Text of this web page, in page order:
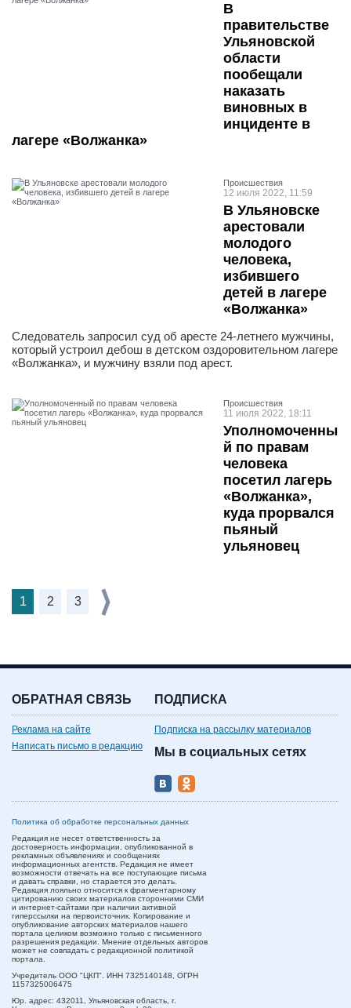
В
правительстве
Ульяновской
области
пообещали
наказать
виновных в
инциденте в
лагере «Волжанка»
Проиcшествия
12 июля 2022, 11:59
В Ульяновске
арестовали
молодого
человека,
избившего
детей в лагере
«Волжанка»
Следователь запросил суд об аресте 24-летнего мужчины,
который устроил дебош в детском оздоровительном лагере
«Волжанка», и мужчину взяли под арест.
Проиcшествия
11 июля 2022, 18:11
Уполномоченны
й по правам
человека
посетил лагерь
«Волжанка»,
куда прорвался
пьяный
ульяновец
1 2 3
ОБРАТНАЯ СВЯЗЬ
Реклама на сайте
Написать письмо в редакцию
ПОДПИСКА
Подписка на рассылку материалов
Мы в социальных сетях
Политика об обработке персональных данных
Редакция не несет ответственность за
достоверность информации, опубликованной в
рекламных объявлениях и сообщениях
информационных агентств. Редакция не имеет
возможности отвечать на все поступающие письма
и давать справки, но старается это делать.
Редакция лояльно относится к фрагментарному
цитированию своих материалов сторонними СМИ
и интернет-сайтами при наличии активной
гиперссылки на первоисточник. Копирование и
опубликование авторских материалов нашего
портала целиком возможно только с письменного
разрешения редакции. Мнение отдельных авторов
может не совпадать с редакционной политикой
портала.
Учредитель ООО "ЦКП". ИНН 7325140148, ОГРН
1157325006475
Юр. адрес: 432011, Ульяновская область, г.